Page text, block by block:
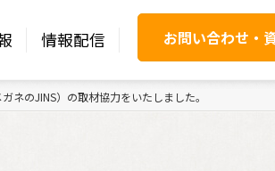
情報配信 お問い合わせ・
ネのJINS）の取材協力をいたしました。